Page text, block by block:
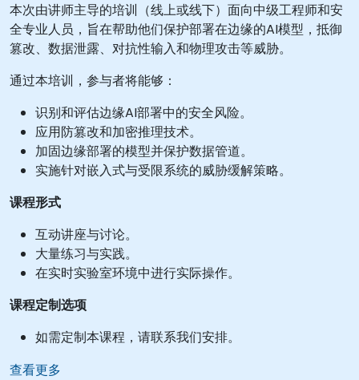
本次由讲师主导的培训（线上或线下）面向中级工程师和安
全专业人员，旨在帮助他们保护部署在边缘的AI模型，抵御
篡改、数据泄露、对抗性输入和物理攻击等威胁。
通过本培训，参与者将能够：
识别和评估边缘AI部署中的安全风险。
应用防篡改和加密推理技术。
加固边缘部署的模型并保护数据管道。
实施针对嵌入式与受限系统的威胁缓解策略。
课程形式
互动讲座与讨论。
大量练习与实践。
在实时实验室环境中进行实际操作。
课程定制选项
如需定制本课程，请联系我们安排。
查看更多